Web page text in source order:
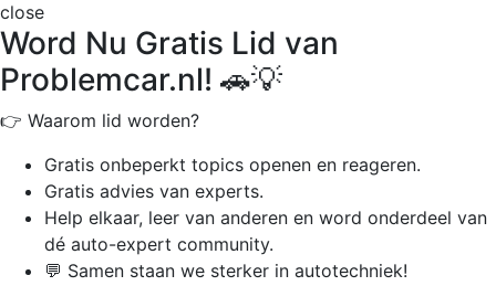
close
Word Nu Gratis Lid van
Problemcar.nl! 🚗💡
👉 Waarom lid worden?
Gratis onbeperkt topics openen en reageren.
Gratis advies van experts.
Help elkaar, leer van anderen en word onderdeel van
dé auto-expert community.
💬 Samen staan we sterker in autotechniek!